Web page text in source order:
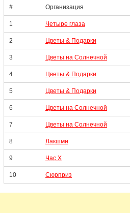
# Организация
1 Четыре глаза
2 Цветы & Подарки
3 Цветы на Солнечной
4 Цветы & Подарки
5 Цветы & Подарки
6 Цветы на Солнечной
7 Цветы на Солнечной
8 Лакшми
9 Час Х
10 Сюрприз